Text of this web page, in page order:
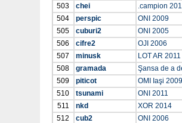
503
chei
.campion
504
perspic
ONI 2009
505
cuburi2
ONI 2005
506
cifre2
OJI 2006
507
minusk
LOT AR 2011
508
gramada
Şansa de a
509
piticot
OMI Iaşi 2009
510
tsunami
ONI 2011
511
nkd
XOR 2014
512
cub2
ONI 2006